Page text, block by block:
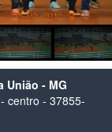
União - MG
centro - 37855-